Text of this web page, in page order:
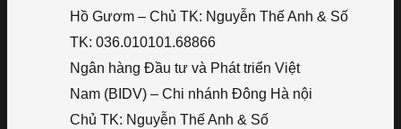
Hồ Gươm – Chủ TK: Nguyễn Thế Anh & Số
TK: 036.010101.68866
Ngân hàng Đầu tư và Phát triển Việt
Nam (BIDV) – Chi nhánh Đông Hà nội
Chủ TK: Nguyễn Thế Anh & Số